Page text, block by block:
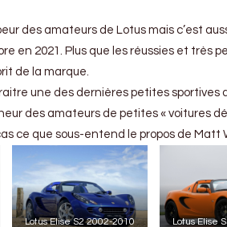
des amateurs de Lotus mais c’est
en 2021. Plus que les réussies et très
de la marque.
une des dernières petites sportives
des amateurs de petites « voitures
ce que sous-entend le propos de Matt
Lotus Elise S2 2002-2010 Lotus Elise